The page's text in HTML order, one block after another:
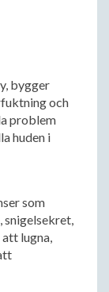
bygger
och
problem
huden i
som
snigelsekret,
lugna,